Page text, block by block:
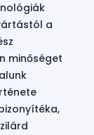
a
minőséget